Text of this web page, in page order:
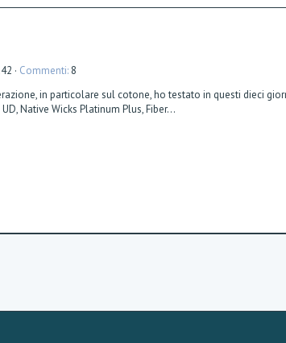
a
Commenti 8
in particolare sul cotone, ho testato in questi dieci
Native Wicks Platinum Plus, Fiber...